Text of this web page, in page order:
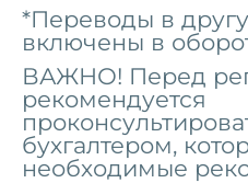
*Переводы в
включены в
ВАЖНО! Перед
рекомендуется
бухгалтером,
необходимые